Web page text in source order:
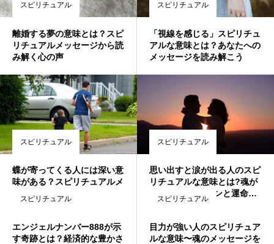
スピリチュアル
離婚する夢の意味とは？スピ
リチュアルメッセージから読
み解く心の声
スピリチュアル
「視線を感じる」スピリチュ
アルな意味とは？あなたへの
メッセージを読み解こう
スピリチュアル
蝶が寄ってくる人には深い意
味がある？スピリチュアルメ
ッセージを紐解く
スピリチュアル
思い出すと涙が出る人のスピ
リチュアルな意味とは?魂が
教える6つのサインと運命の
繋がり
スピリチュアル
エンジェルナンバー888が示
す奇跡とは？経済的な豊かさ
スピリチュアル
目力が強い人のスピリチュア
ルな意味〜魂のメッセージを